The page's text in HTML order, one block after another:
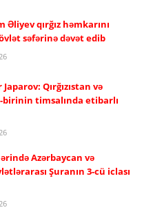
qırğız həmkarını
səfərinə dəvət edib
Qırğızıstan və
birinin timsalında etibarlı
Azərbaycan və
Şuranın 3-cü iclası